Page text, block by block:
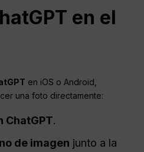
en el
en iOS o Android,
una foto directamente:
ChatGPT.
de imagen junto a la